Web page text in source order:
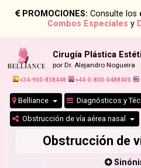
PROMOCIONES: Consulte los
Combos Especiales y
Cirugía Plástica
por Dr. Alejandro Nogueira
+34-900-838448 +44-0-800-0488400
Belliance Diagnósticos y
Obstrucción de vía aérea nasal
Obstrucción de